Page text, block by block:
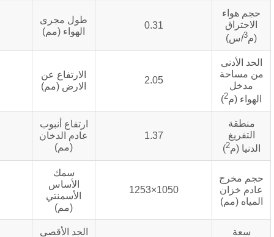
0.31
طول مجرى
الهواء (مم)
400
2.05
الارتفاع عن
الارض (مم)
≈500
1.37
عادم الدخان
2300
1050×1253
الأساس
الأسمنتي
>150